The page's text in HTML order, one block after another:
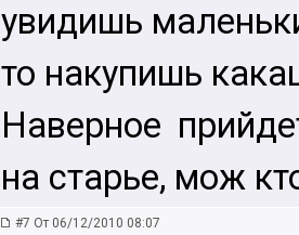
увидишь
то накупишь
Наверное
на старье, мож
#7 От 06/12/2010 08:07